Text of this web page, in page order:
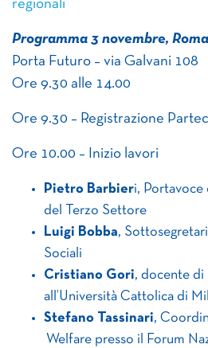
regionali
Programma 3 novembre, Roma
Porta Futuro – via Galvani 108
Ore 9.30 alle 14.00
Ore 9.30 – Registrazione
Ore 10.00 – Inizio lavori
Pietro Barbieri, Portavoce
del Terzo Settore
Luigi Bobba,
Sociali
Cristiano Gori, docente di
all’Università Cattolica di
Stefano Tassinari,
Welfare presso il Forum